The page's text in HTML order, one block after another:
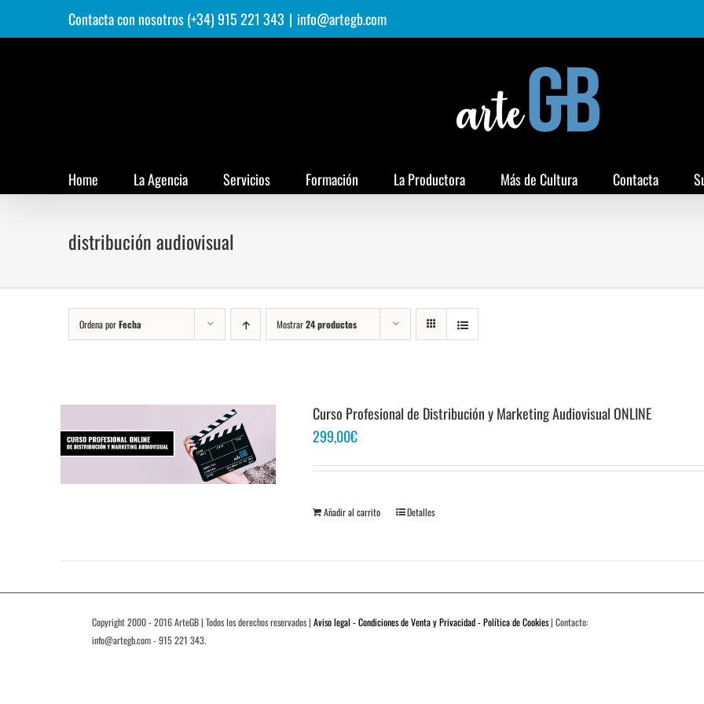
al
Contacta con nosotros (+34) 915 221 343 | info@artegb.com
Home La Agencia Servicios Formación La Productora Más de Cultura Contacta
distribución audiovisual
Ordena porFecha Mostrar24 productos
Curso Profesional de Distribución y Marketing Audiovisual ONLINE
299,00€
Añadir al carrito Detalles
Copyright 2000 - 2016 ArteGB | Todos los derechos reservados | Aviso legal - Condiciones de Venta y Privacidad - Política de Cookies| Contacto:
info@artegb.com - 915 221 343.